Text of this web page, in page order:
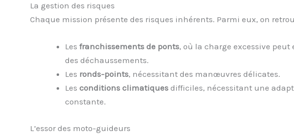
La gestion des risques
Chaque mission présente des risques inhérents. Parmi eux, on
Les franchissements de ponts, où la charge excessive peut
des déchaussements.
Les ronds-points, nécessitant des manœuvres délicates.
Les conditions climatiquesdifficiles, nécessitant une
constante.
L’essor des moto-guideurs